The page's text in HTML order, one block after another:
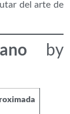
del arte de
by